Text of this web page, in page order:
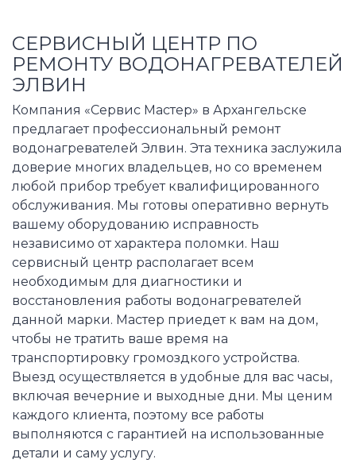
СЕРВИСНЫЙ ЦЕНТР ПО
РЕМОНТУ ВОДОНАГРЕВАТЕЛЕЙ
ЭЛВИН
Компания «Сервис Мастер» в Архангельске
предлагает профессиональный ремонт
водонагревателей Элвин. Эта техника заслужила
доверие многих владельцев, но со временем
любой прибор требует квалифицированного
обслуживания. Мы готовы оперативно вернуть
вашему оборудованию исправность
независимо от характера поломки. Наш
сервисный центр располагает всем
необходимым для диагностики и
восстановления работы водонагревателей
данной марки. Мастер приедет к вам на дом,
чтобы не тратить ваше время на
транспортировку громоздкого устройства.
Выезд осуществляется в удобные для вас часы,
включая вечерние и выходные дни. Мы ценим
каждого клиента, поэтому все работы
выполняются с гарантией на использованные
детали и саму услугу.